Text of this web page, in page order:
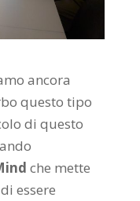
ancora
questo tipo
di questo
che mette
essere